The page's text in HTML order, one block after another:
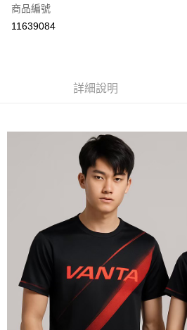
運送方式
商品編號
11639084
詳細說明